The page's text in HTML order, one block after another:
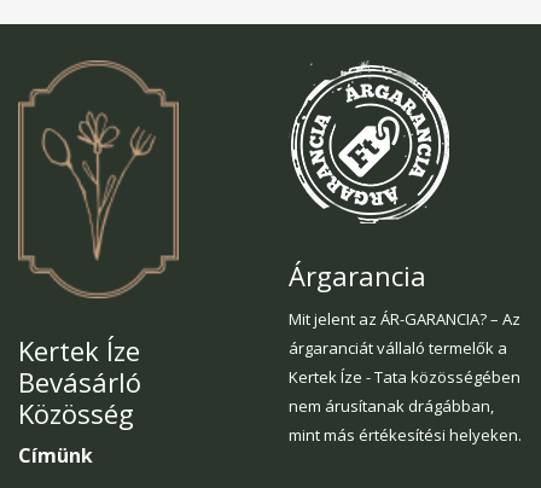
Kertek Íze
Bevásárló
Közösség
Címünk
Árgarancia
Mit jelent az ÁR-GARANCIA? – Az
árgaranciát vállaló termelők a
Kertek Íze - Tata közösségében
nem árusítanak drágábban,
mint más értékesítési helyeken.